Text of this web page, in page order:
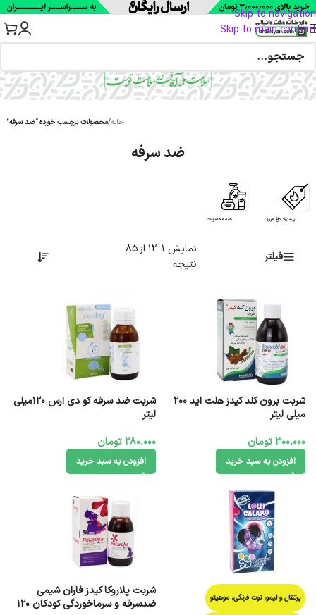
Skip to navigation
Skip to main content
ضد سرفه
خانه/محصولات برچسب خورده “ضد سرفه”
پیشنهاد داغ امروز همه محصولات
فیلتر
نمایش 1–12 از 85
نتیجه
شربت برون کلد کیدز هلث اید 200
میلی لیتر
300.000تومان
افزودن به سبد خرید
شربت ضد سرفه کو دی ارس 120میلی
لیتر
280.000تومان
افزودن به سبد خرید
پرتقال و لیمو، توت فرنگی، موهیتو
شربت پلاروکا کیدز فاران شیمی
ضدسرفه و سرماخوردگی کودکان 120